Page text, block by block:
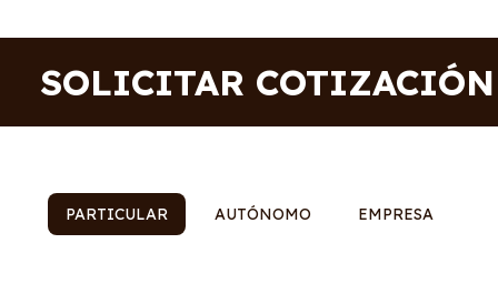
SOLICITAR COTIZACIÓN
PARTICULAR AUTÓNOMO EMPRESA